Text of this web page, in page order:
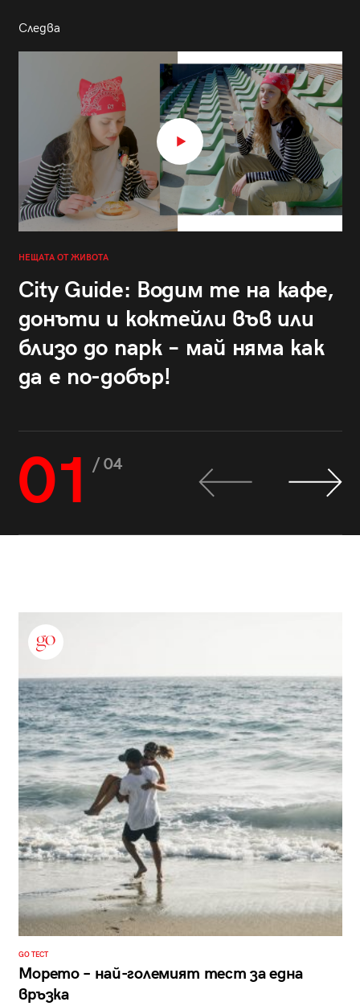
Следва
НЕЩАТА ОТ ЖИВОТА
City Guide: Водим те на кафе,
донъти и коктейли във или
близо до парк – май няма как
да е по-добър!
01 / 04
GO ТЕСТ
Морето – най-големият тест за една
връзка